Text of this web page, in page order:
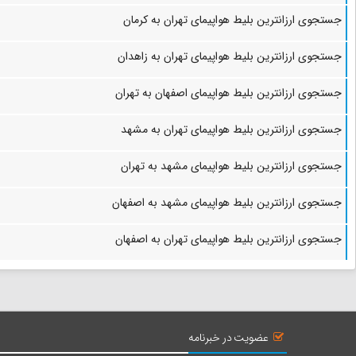
جستجوی ارزانترین بلیط هواپیمای تهران به کرمان
جستجوی ارزانترین بلیط هواپیمای تهران به زاهدان
جستجوی ارزانترین بلیط هواپیمای اصفهان به تهران
جستجوی ارزانترین بلیط هواپیمای تهران به مشهد
جستجوی ارزانترین بلیط هواپیمای مشهد به تهران
جستجوی ارزانترین بلیط هواپیمای مشهد به اصفهان
جستجوی ارزانترین بلیط هواپیمای تهران به اصفهان
عضویت در خبرنامه